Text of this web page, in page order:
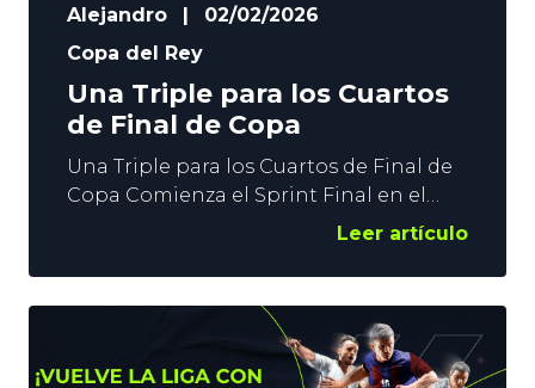
Alejandro |
02/02/2026
Copa del Rey
Una Triple para los Cuartos
de Final de Copa
Una Triple para los Cuartos de Final de
Copa Comienza el Sprint Final en el
Torneo del KO. Esta semana se disputan
presencia de 7 equipos de la Liga, y el
matagigantes oficial de la temporada,
el Albacete, que viene de dejar en la
cuneta al Celta y
Leer artículo